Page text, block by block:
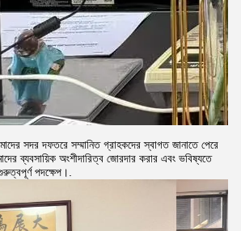
সদর দফতরে সম্মানিত গ্রাহকদের স্বাগত জানাতে পেরে
ব্যবসায়িক অংশীদারিত্ব জোরদার করার এবং ভবিষ্যতে
পদক্ষেপ।.